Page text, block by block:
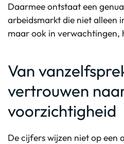
Daarmee ontstaat een
arbeidsmarkt die niet alleen
maar ook in verwachtingen,
Van
vertrouwen
voorzichtigheid
De cijfers wijzen niet op een